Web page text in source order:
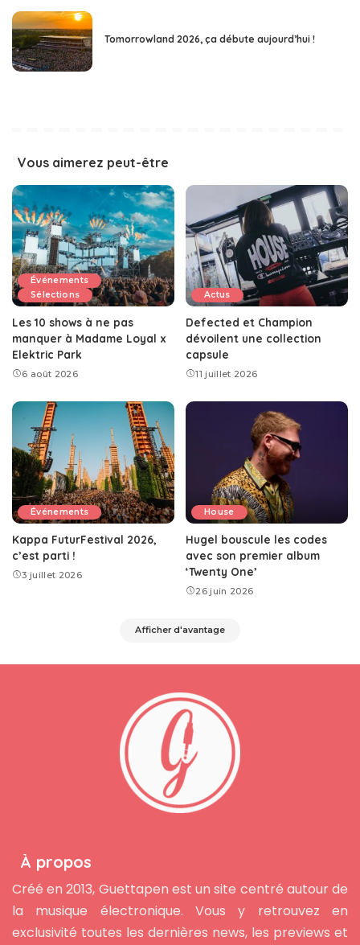
Tomorrowland 2026, ça débute aujourd’hui !
Vous aimerez peut-être
Événements
Sélections
Les 10 shows à ne pas
manquer à Madame Loyal x
Elektric Park
6 août 2026
Actus
Defected et Champion
dévoilent une collection
capsule
11 juillet 2026
Événements
Kappa FuturFestival 2026,
c’est parti !
3 juillet 2026
House
Hugel bouscule les codes
avec son premier album
‘Twenty One’
26 juin 2026
Afficher d'avantage
À propos
Créé en 2013, Guettapen est un site centré autour de
la musique électronique. Vous y retrouvez en
exclusivité toutes les dernières news, les previews et